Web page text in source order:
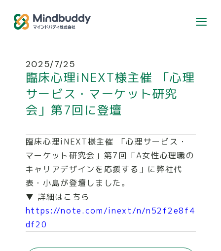
カウンセラー登録希望の方
SERVICE
RECRUIT
COMPANY
2025/7/25
臨床心理iNEXT様主催 「心理
サービス・マーケット研究
会」第7回に登壇
臨床心理iNEXT様主催 「心理サービス・
マーケット研究会」第7回「A女性心理職の
キャリアデザインを応援する」に弊社代
表・小島が登壇しました。
▼ 詳細はこちら
https://note.com/inext/n/n52f2e8f4
df20